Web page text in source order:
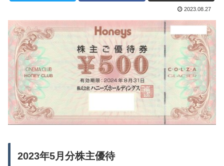
2023.08.27
2023年5月分株主優待